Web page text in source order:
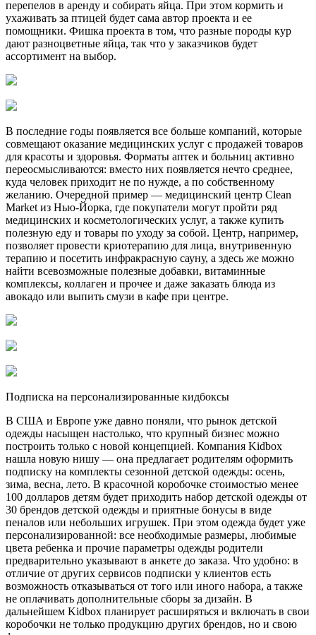
перепелов в аренду и собирать яйца. При этом кормить и
ухаживать за птицей будет сама автор проекта и ее
помощники. Фишка проекта в том, что разные породы кур
дают разноцветные яйца, так что у заказчиков будет
ассортимент на выбор.
В последние годы появляется все больше компаний, которые
совмещают оказание медицинских услуг с продажей товаров
для красоты и здоровья. Форматы аптек и больниц активно
переосмысливаются: вместо них появляется нечто среднее,
куда человек приходит не по нужде, а по собственному
желанию. Очередной пример — медицинский центр Clean
Market из Нью-Йорка, где покупатели могут пройти ряд
медицинских и косметологических услуг, а также купить
полезную еду и товары по уходу за собой. Центр, например,
позволяет провести криотерапию для лица, внутривенную
терапию и посетить инфракрасную сауну, а здесь же можно
найти всевозможные полезные добавки, витаминные
комплексы, коллаген и прочее и даже заказать блюда из
авокадо или выпить смузи в кафе при центре.
Подписка на персонализированные кидбоксы
В США и Европе уже давно поняли, что рынок детской
одежды насыщен настолько, что крупный бизнес можно
построить только с новой концепцией. Компания Kidbox
нашла новую нишу — она предлагает родителям оформить
подписку на комплекты сезонной детской одежды: осень,
зима, весна, лето. В красочной коробочке стоимостью менее
100 долларов детям будет приходить набор детской одежды от
30 брендов детской одежды и приятные бонусы в виде
пеналов или небольших игрушек. При этом одежда будет уже
персонализированной: все необходимые размеры, любимые
цвета ребенка и прочие параметры одежды родители
предварительно указывают в анкете до заказа. Что удобно: в
отличие от других сервисов подписки у клиентов есть
возможность отказываться от того или иного набора, а также
не оплачивать дополнительные сборы за дизайн. В
дальнейшем Kidbox планирует расширяться и включать в свои
коробочки не только продукцию других брендов, но и свою